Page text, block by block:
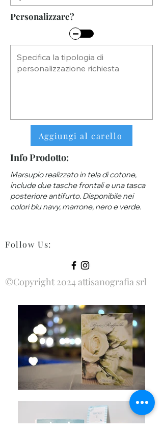
Personalizzare?
Aggiungi al carello
Info Prodotto:
Marsupio realizzato in tela di cotone,
include due tasche frontali e una tasca
posteriore antifurto. Disponibile nei
colori blu navy, marrone, nero e verde.
Follow Us:
©Copyright 2024 attisanografia srl